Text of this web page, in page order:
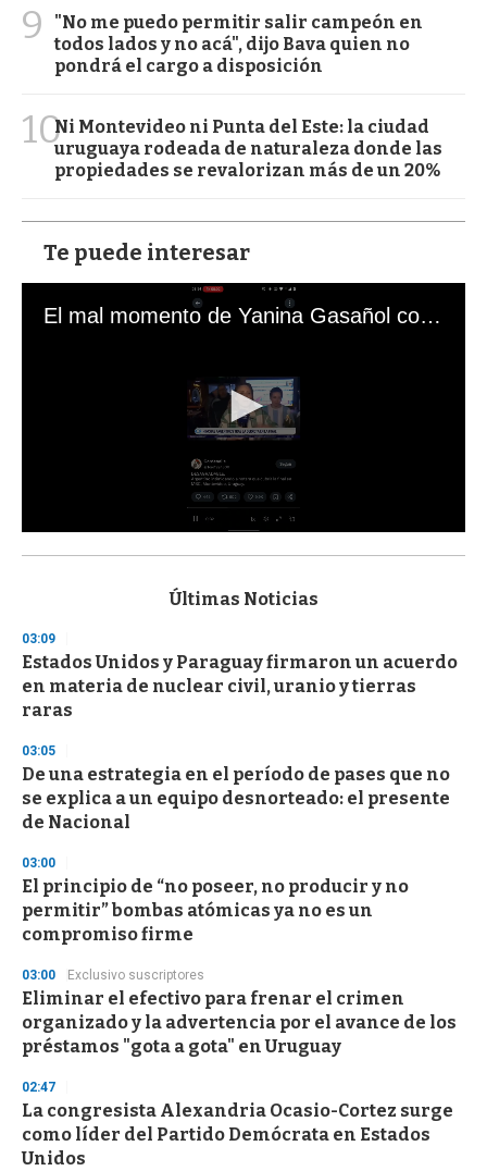
9
"No me puedo permitir salir campeón en
todos lados y no acá", dijo Bava quien no
pondrá el cargo a disposición
10Ni Montevideo ni Punta del Este: la ciudad
uruguaya rodeada de naturaleza donde las
propiedades se revalorizan más de un 20%
Te puede interesar
El mal momento de Yanina Gasañol con un hincha argentino en "Subrayado"
s
d
s
o
f
3
s
e
c
o
n
Últimas Noticias
03:09
Estados Unidos y Paraguay firmaron un acuerdo
en materia de nuclear civil, uranio y tierras
raras
03:05
De una estrategia en el período de pases que no
se explica a un equipo desnorteado: el presente
de Nacional
03:00
El principio de “no poseer, no producir y no
permitir” bombas atómicas ya no es un
compromiso firme
03:00 Exclusivo suscriptores
Eliminar el efectivo para frenar el crimen
organizado y la advertencia por el avance de los
préstamos "gota a gota" en Uruguay
02:47
La congresista Alexandria Ocasio-Cortez surge
como líder del Partido Demócrata en Estados
Unidos